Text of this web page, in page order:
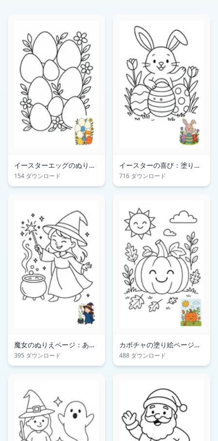
イースターエッグのぬりえ
ページ
154 ダウンロード
イースターの喜び：塗り絵
ページ
716 ダウンロード
魔女のぬりえページ：あな
たのアートに魔法を加えよ
う
395 ダウンロード
カボチャの塗り絵ページ：
収穫の楽しみが待っていま
す
488 ダウンロード